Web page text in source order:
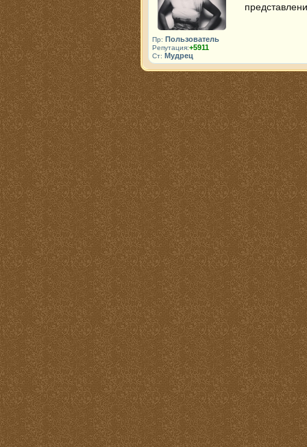
Пр: Пользователь
Репутация:+5911
Ст: Мудрец